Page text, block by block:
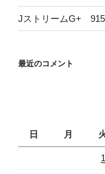
JストリームG+
最近のコメント
日
月
1